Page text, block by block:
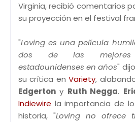
Virginia, recibió comentarios
su proyección en el festival
"Loving es una película
dos de las mejores
estadounidenses en años" dijo
su crítica enVariety,
Edgerton y Ruth Negga.
Indiewire la importancia de
historia, "Loving no ofrece